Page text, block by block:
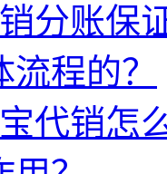
分账保
程的？
代销怎